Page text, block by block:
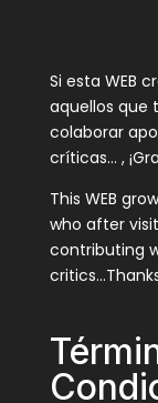
Si esta WEB
aquellos que
colaborar
críticas… ,
This WEB
who after
contributing